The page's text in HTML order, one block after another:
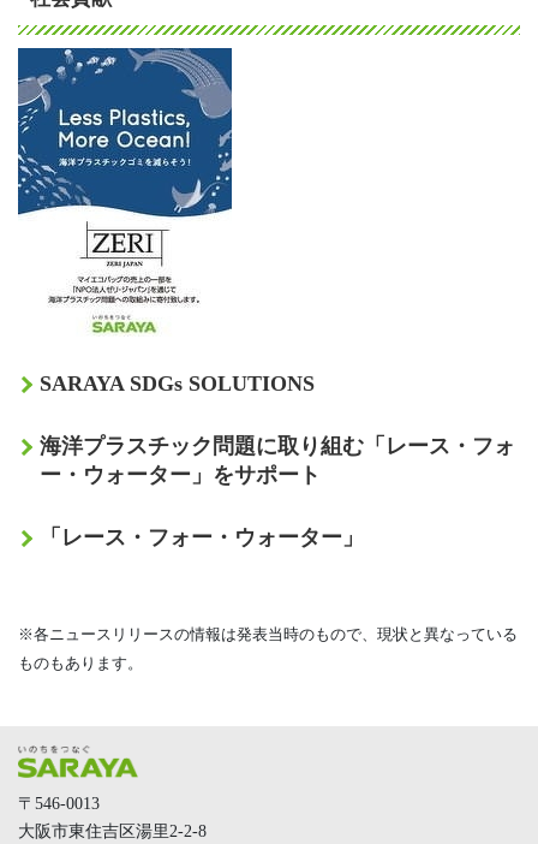
SARAYA SDGs SOLUTIONS
海洋プラスチック問題に取り組む「レース・フォ
ー・ウォーター」をサポート
「レース・フォー・ウォーター」
※各ニュースリリースの情報は発表当時のもので、現状と異なっている
ものもあります。
〒546-0013
大阪市東住吉区湯里2-2-8